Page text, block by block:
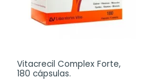
Vitacrecil Complex Forte,
180 cápsulas.